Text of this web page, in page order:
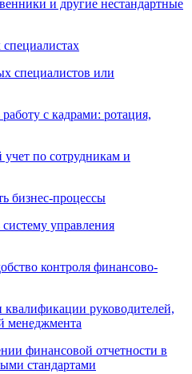
и другие нестандартные
специалистов или
с кадрами: ротация,
по сотрудникам и
бизнес-процессы
управления
контроля финансово-
руководителей,
менеджмента
финансовой отчетности в
стандартами